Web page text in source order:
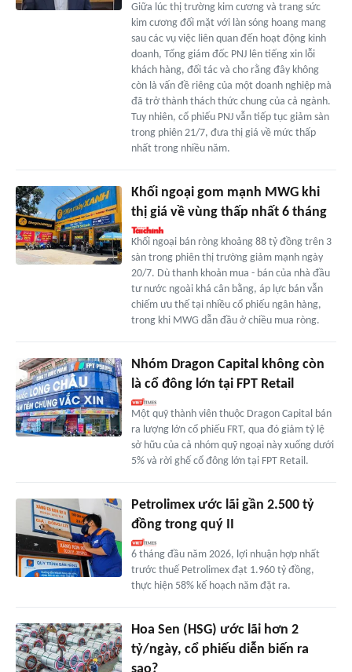
Giữa lúc thị trường kim cương và trang sức
kim cương đối mặt với làn sóng hoang mang
sau các vụ việc liên quan đến hoạt động kinh
doanh, Tổng giám đốc PNJ lên tiếng xin lỗi
khách hàng, đối tác và cho rằng đây không
còn là vấn đề riêng của một doanh nghiệp mà
đã trở thành thách thức chung của cả ngành.
Tuy nhiên, cổ phiếu PNJ vẫn tiếp tục giảm sàn
trong phiên 21/7, đưa thị giá về mức thấp
nhất trong nhiều năm.
Khối ngoại gom mạnh MWG khi
thị giá về vùng thấp nhất 6 tháng
Khối ngoại bán ròng khoảng 88 tỷ đồng trên 3
sàn trong phiên thị trường giảm mạnh ngày
20/7. Dù thanh khoản mua - bán của nhà đầu
tư nước ngoài khá cân bằng, áp lực bán vẫn
chiếm ưu thế tại nhiều cổ phiếu ngân hàng,
trong khi MWG dẫn đầu ở chiều mua ròng.
Nhóm Dragon Capital không còn
là cổ đông lớn tại FPT Retail
Một quỹ thành viên thuộc Dragon Capital bán
ra lượng lớn cổ phiếu FRT, qua đó giảm tỷ lệ
sở hữu của cả nhóm quỹ ngoại này xuống dưới
5% và rời ghế cổ đông lớn tại FPT Retail.
Petrolimex ước lãi gần 2.500 tỷ
đồng trong quý II
6 tháng đầu năm 2026, lợi nhuận hợp nhất
trước thuế Petrolimex đạt 1.960 tỷ đồng,
thực hiện 58% kế hoạch năm đặt ra.
Hoa Sen (HSG) ước lãi hơn 2
tỷ/ngày, cổ phiếu diễn biến ra
sao?